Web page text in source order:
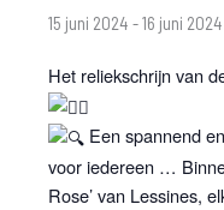
15 juni 2024 -16 juni 2024
Het reliekschrijn van
Een spannend
voor iedereen …
Rose’ van Lessines,